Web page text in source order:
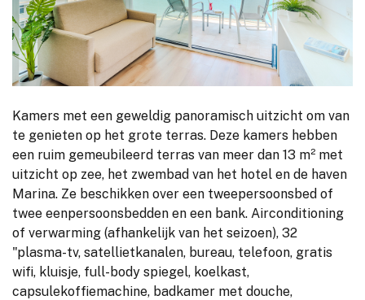
Kamers met een geweldig panoramisch uitzicht om van
te genieten op het grote terras. Deze kamers hebben
een ruim gemeubileerd terras van meer dan 13 m² met
uitzicht op zee, het zwembad van het hotel en de haven
Marina. Ze beschikken over een tweepersoonsbed of
twee eenpersoonsbedden en een bank. Airconditioning
of verwarming (afhankelijk van het seizoen), 32
"plasma-tv, satellietkanalen, bureau, telefoon, gratis
wifi, kluisje, full-body spiegel, koelkast,
capsulekoffiemachine, badkamer met douche,